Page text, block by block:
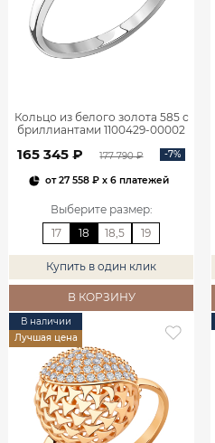
Кольцо из белого золота 585 с
бриллиантами 1100429-00002
165 345 ₽ 177 790 ₽ -7%
от27 558 ₽x 6 платежей
Выберите размер:
17
18 18,5 19
Купить в один клик
В КОРЗИНУ
В наличии
Лучшая цена